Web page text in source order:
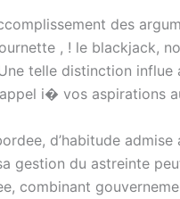
des
, ! le blackjack,
telle distinction influe
i� vos aspirations
d’habitude
gestion du astreinte
combinant